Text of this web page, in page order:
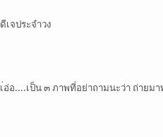
ดีเจประจำวง
เ่อ่อ....เป็น ๓ ภาพที่อย่าถามนะว่า ถ่ายม